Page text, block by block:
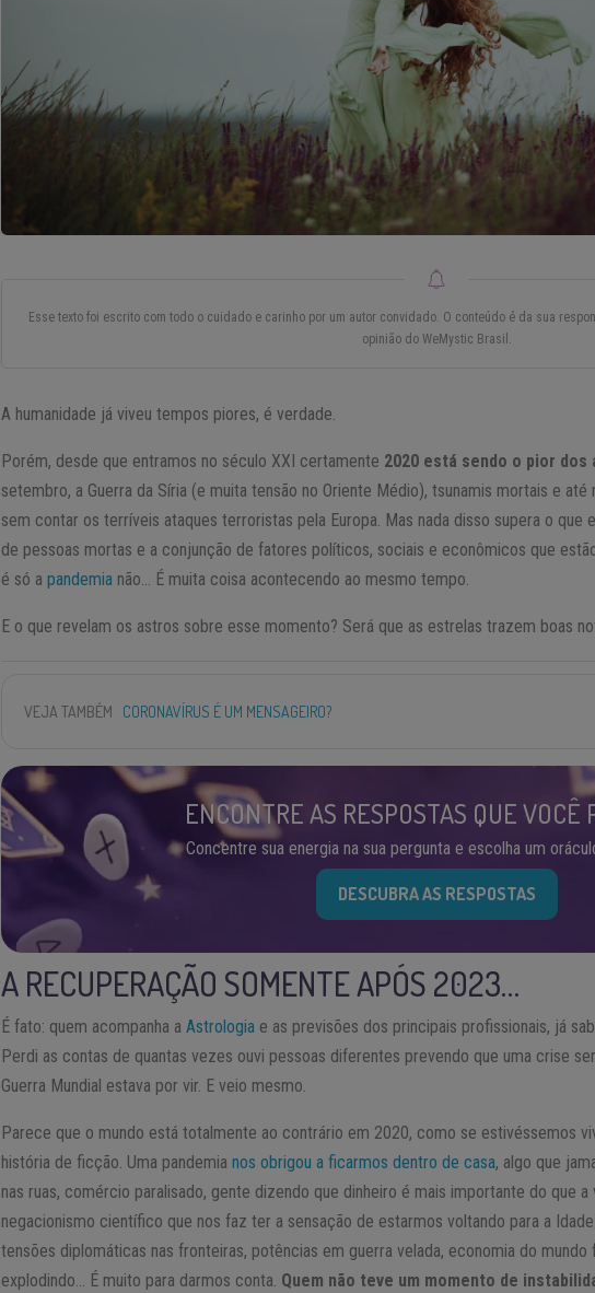
Esse texto foi escrito com todo o cuidado e carinho por um autor convidado. O conteúdo é da sua
opinião do WeMystic Brasil.
A humanidade já viveu tempos piores, é verdade.
Porém, desde que entramos no século XXI certamente 2020 está sendo o pior dos
setembro, a Guerra da Síria (e muita tensão no Oriente Médio), tsunamis mortais e
sem contar os terríveis ataques terroristas pela Europa. Mas nada disso supera o que
de pessoas mortas e a conjunção de fatores políticos, sociais e econômicos que
é só apandemia não… É muita coisa acontecendo ao mesmo tempo.
E o que revelam os astros sobre esse momento? Será que as estrelas trazem boas
VEJA TAMBÉM CORONAVÍRUS É UM MENSAGEIRO?
ENCONTRE AS RESPOSTAS QUE VOCÊ
Concentre sua energia na sua pergunta e escolha um
DESCUBRA AS RESPOSTAS
A RECUPERAÇÃO SOMENTE APÓS 2023…
É fato: quem acompanha aAstrologia e as previsões dos principais profissionais, já
Perdi as contas de quantas vezes ouvi pessoas diferentes prevendo que uma crise
Guerra Mundial estava por vir. E veio mesmo.
Parece que o mundo está totalmente ao contrário em 2020, como se estivéssemos
história de ficção. Uma pandemianos obrigou a ficarmos dentro de casa, algo que
nas ruas, comércio paralisado, gente dizendo que dinheiro é mais importante do que
negacionismo científico que nos faz ter a sensação de estarmos voltando para a
tensões diplomáticas nas fronteiras, potências em guerra velada, economia do
explodindo… É muito para darmos conta. Quem não teve um momento de